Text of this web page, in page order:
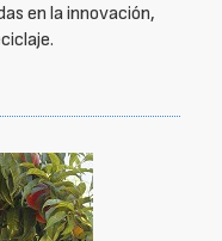
en la innovación,